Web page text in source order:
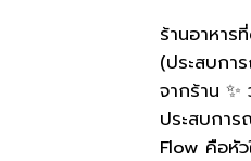
ร้านอาหาร
(ประสบกา
จากร้าน
ประสบกา
Flow คือหั